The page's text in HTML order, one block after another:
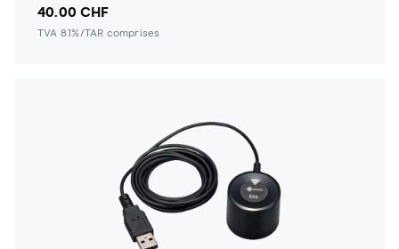
40.00 CHF
TVA 8.1%/TAR comprises